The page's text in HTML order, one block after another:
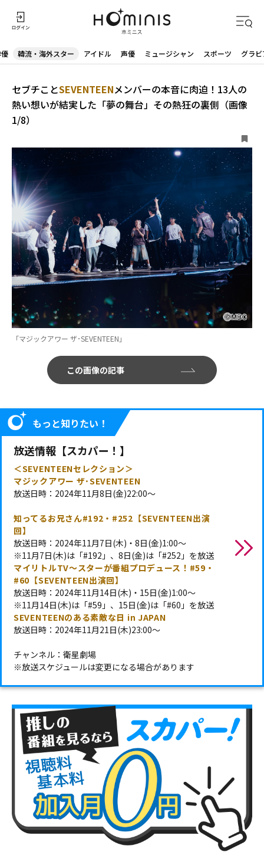
韓流・海外スター アイドル 声優 ミュージシャン スポーツ グラビ
セブチことSEVENTEENメンバーの本音に肉迫！13人の
熱い想いが結実した「夢の舞台」その熱狂の裏側（画像
1/8）
「マジックアワー ザ･SEVENTEEN」
この画像の記事
もっと知りたい！
放送情報【スカパー！】
＜SEVENTEENセレクション＞
マジックアワー ザ･SEVENTEEN
放送日時：2024年11月8日(金)22:00～
知ってるお兄さん#192・#252【SEVENTEEN出演
回】
放送日時：2024年11月7日(木)・8日(金)1:00～
※11月7日(木)は「#192」、8日(金)は「#252」を放送
マイリトルTV～スターが番組プロデュース！#59・
#60【SEVENTEEN出演回】
放送日時：2024年11月14日(木)・15日(金)1:00～
※11月14日(木)は「#59」、15日(金)は「#60」を放送
SEVENTEENのある素敵な日 in JAPAN
放送日時：2024年11月21日(木)23:00～
チャンネル：衛星劇場
※放送スケジュールは変更になる場合があります